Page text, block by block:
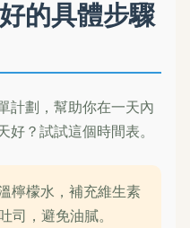
的具體步驟
計劃，幫助你在一天內
？試試這個時間表。
檸檬水，補充維生素
司，避免油膩。